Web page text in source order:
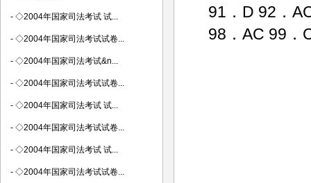
91．D 92．
98．AC 99．
- ◇2004年国家司法考试 试...
- ◇2004年国家司法考试试卷...
- ◇2004年国家司法考试&n...
- ◇2004年国家司法考试试卷...
- ◇2004年国家司法考试 试...
- ◇2004年国家司法考试试卷...
- ◇2004年国家司法考试 试...
- ◇2004年国家司法考试试卷...